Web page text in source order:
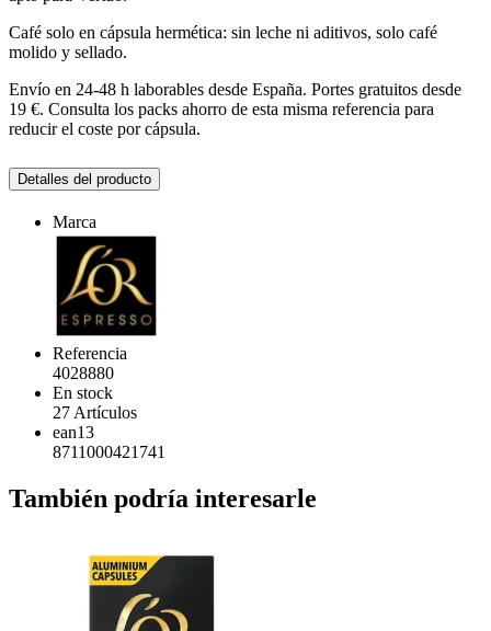
Café solo en cápsula hermética: sin leche ni aditivos, solo café
molido y sellado.
Envío en 24-48 h laborables desde España. Portes gratuitos desde
19 €. Consulta los packs ahorro de esta misma referencia para
reducir el coste por cápsula.
Detalles del producto
Marca
Referencia
4028880
En stock
27 Artículos
ean13
8711000421741
También podría interesarle